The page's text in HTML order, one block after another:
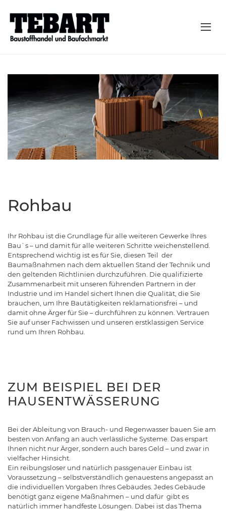
Rohbau
Ihr Rohbau ist die Grundlage für alle weiteren Gewerke Ihres
Bau`s – und damit für alle weiteren Schritte weichenstellend.
Entsprechend wichtig ist es für Sie, diesen Teil der
Baumaßnahmen nach dem aktuellen Stand der Technik und
den geltenden Richtlinien durchzuführen. Die qualifizierte
Zusammenarbeit mit unseren führenden Partnern in der
Industrie und im Handel sichert Ihnen die Qualität, die Sie
brauchen, um Ihre Bautätigkeiten reklamationsfrei – und
damit ohne Ärger für Sie – durchführen zu können. Vertrauen
Sie auf unser Fachwissen und unseren erstklassigen Service
rund um Ihren Rohbau.
ZUM BEISPIEL BEI DER
HAUSENTWÄSSERUNG
Bei der Ableitung von Brauch- und Regenwasser bauen Sie am
besten von Anfang an auch verlässliche Systeme. Das erspart
Ihnen nicht nur Ärger, sondern auch bares Geld – und zwar in
vielfacher Hinsicht.
Ein reibungsloser und natürlich passgenauer Einbau ist
Voraussetzung – selbstverständlich genauestens angepasst an
die individuellen Vorgaben Ihres Gebäudes. Jedes Gebäude
benötigt ganz eigene Maßnahmen – und dafür gibt es
natürlich immer handfeste Lösungen. Dabei ist das Thema